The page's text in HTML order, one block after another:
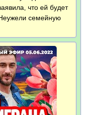
что ей будет
Неужели семейную